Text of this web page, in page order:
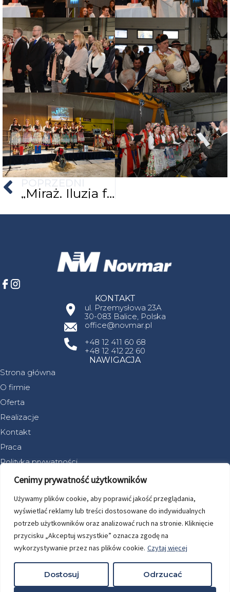
Cenimy prywatność użytkowników
Używamy plików cookie, aby poprawić jakość przeglądania,
wyświetlać reklamy lub treści dostosowane do indywidualnych
potrzeb użytkowników oraz analizować ruch na stronie. Kliknięcie
przycisku „Akceptuj wszystkie” oznacza zgodę na
wykorzystywanie przez nas plików cookie. Czytaj więcej
Dostosuj Odrzucać
Poprzednia
„Miraż. Iluzja form i dźwięku”, koncert galowy, 75-lecia Zespołu Pieśni i Tańca AGH „Krakus”
KONTAKT
ul. Przemysłowa 23A
30-083 Balice, Polska
office@novmar.pl
+48 12 411 60 68
+48 12 412 22 60
NAWIGACJA
Strona główna
O firmie
Oferta
Realizacje
Kontakt
Praca
Polityka prywatności
DOJAZD